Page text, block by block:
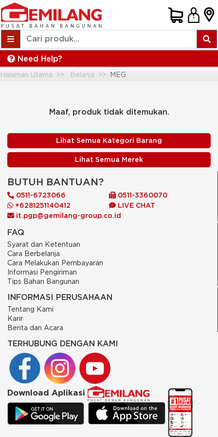
Need Help?
Halaman Utama Belanja MEG
Maaf, produk tidak ditemukan.
Lihat Semua Kategori Barang
Lihat Semua Merek
BUTUH BANTUAN?
0511-6723066
0511-3360070
+6281251140412
LIVE CHAT
it.pgp@gemilang-group.co.id
FAQ
Syarat dan Ketentuan
Cara Berbelanja
Cara Melakukan Pembayaran
Informasi Pengiriman
Tips Bahan Bangunan
INFORMASI PERUSAHAAN
Tentang Kami
Karir
Berita dan Acara
TERHUBUNG DENGAN KAMI
Download Aplikasi